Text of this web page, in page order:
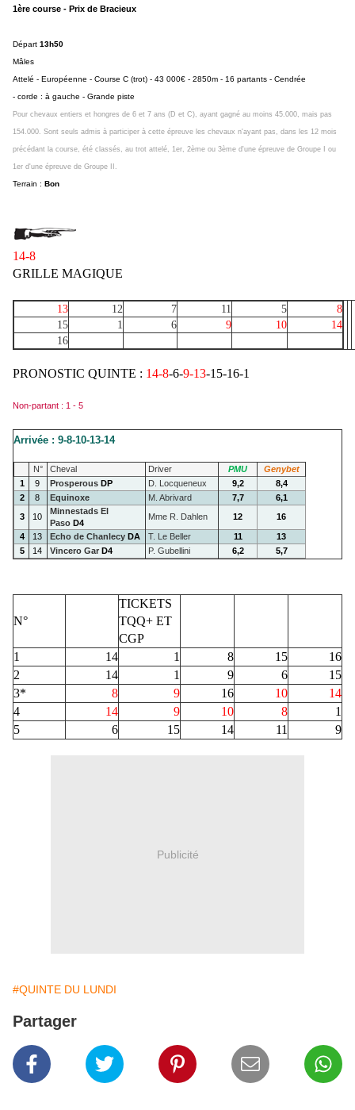
1ère course - Prix de Bracieux
Départ 13h50
Mâles
Attelé - Européenne - Course C (trot) - 43 000€ - 2850m - 16 partants - Cendrée
- corde : à gauche - Grande piste
Pour chevaux entiers et hongres de 6 et 7 ans (D et C), ayant gagné au moins 45.000, mais pas
154.000. Sont seuls admis à participer à cette épreuve les chevaux n'ayant pas, dans les 12 mois
précédant la course, été classés, au trot attelé, 1er, 2ème ou 3ème d'une épreuve de Groupe I ou
1er d'une épreuve de Groupe II.
Terrain : Bon
14-8
GRILLE MAGIQUE
13 12 7 11 5
8
15
1 6 9 10
14
16
PRONOSTIC QUINTE : 14-8-6-9-13-15-16-1
Non-partant : 1 - 5
Arrivée : 9-8-10-13-14
N° Cheval Driver PMU
Genybet
1
9 Prosperous DP D. Locqueneux 9,2
8,4
2
8 Equinoxe M. Abrivard 7,7
6,1
3
10
Minnestads El
Paso D4
Mme R. Dahlen 12 16
4 13 Echo de Chanlecy DA T. Le Beller 11
13
5
14 Vincero Gar D4 P. Gubellini 6,2 5,7
N°
TICKETS
TQQ+ ET
CGP
1
14 1 8 15
16
2
14 1 9 6
15
3*
8 9 16 10
14
4
14 9 10 8
1
5
6 15 14 11 9
Publicité
#QUINTE DU LUNDI
Partager